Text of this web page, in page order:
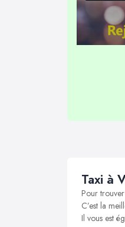
Taxi à
Pour
C’est la
Il vous est